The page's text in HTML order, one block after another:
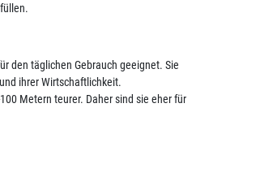
den täglichen Gebrauch geeignet. Sie
ihrer Wirtschaftlichkeit.
Metern teurer. Daher sind sie eher für